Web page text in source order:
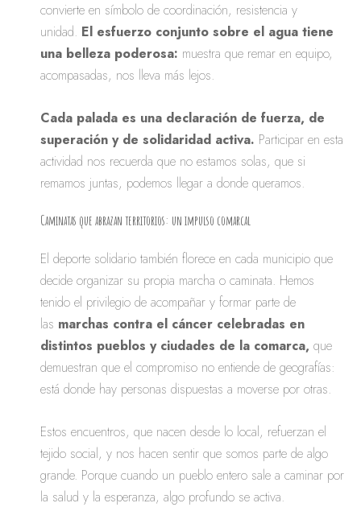
convierte en símbolo de coordinación, resistencia y
unidad. El esfuerzo conjunto sobre el agua tiene
una belleza poderosa: muestra que remar en equipo,
acompasadas, nos lleva más lejos.
Cada palada es una declaración de fuerza, de
superación y de solidaridad activa. Participar en esta
actividad nos recuerda que no estamos solas, que si
remamos juntas, podemos llegar a donde queramos.
Caminatas que abrazan territorios: un impulso comarcal
El deporte solidario también florece en cada municipio que
decide organizar su propia marcha o caminata. Hemos
tenido el privilegio de acompañar y formar parte de
las marchas contra el cáncer celebradas en
distintos pueblos y ciudades de la comarca,que
demuestran que el compromiso no entiende de geografías:
está donde hay personas dispuestas a moverse por otras.
Estos encuentros, que nacen desde lo local, refuerzan el
tejido social, y nos hacen sentir que somos parte de algo
grande. Porque cuando un pueblo entero sale a caminar por
la salud y la esperanza, algo profundo se activa.